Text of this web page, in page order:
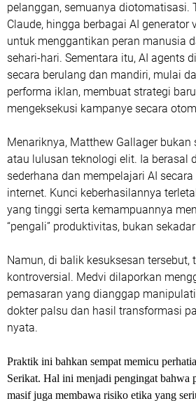
pelanggan, semuanya diotomatisasi.
Claude, hingga berbagai AI generator
untuk menggantikan peran manusia
sehari-hari. Sementara itu, AI agents
secara berulang dan mandiri, mulai
performa iklan, membuat strategi
mengeksekusi kampanye secara
Menariknya, Matthew Gallager bukan
atau lulusan teknologi elit. Ia berasal
sederhana dan mempelajari AI
internet. Kunci keberhasilannya
yang tinggi serta kemampuannya
“pengali” produktivitas, bukan
Namun, di balik kesuksesan tersebut,
kontroversial. Medvi dilaporkan
pemasaran yang dianggap
dokter palsu dan hasil transformasi
nyata.
Praktik ini bahkan sempat memicu
Serikat. Hal ini menjadi pengingat bahwa
masif juga membawa risiko etika yang